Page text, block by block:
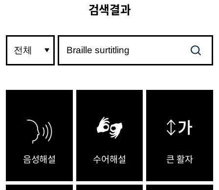
검색결과
음성해설 수어해설 큰 활자